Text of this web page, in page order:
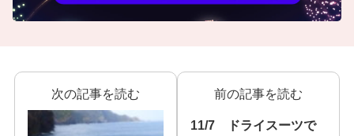
次の記事を読む 前の記事を読む
11/7 ドライスーツで